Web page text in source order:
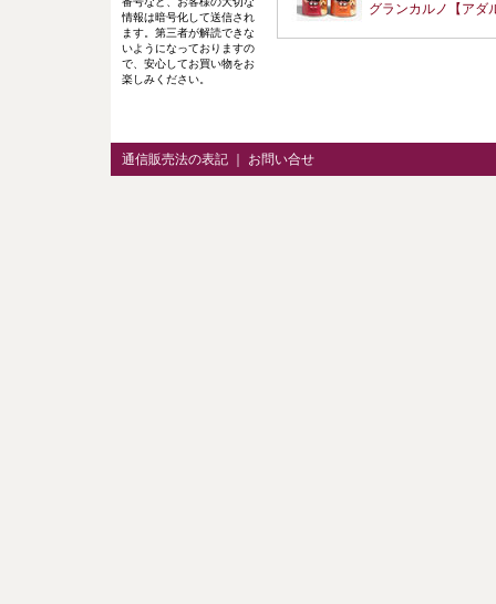
グランカルノ【アダ
情報は暗号化して送信され
ます。第三者が解読できな
いようになっておりますの
で、安心してお買い物をお
楽しみください。
通信販売法の表記 お問い合せ